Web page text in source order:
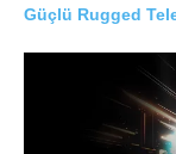
Güçlü Rugged